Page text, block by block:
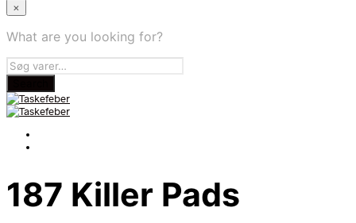
×
What are you looking for?
187 Killer Pads